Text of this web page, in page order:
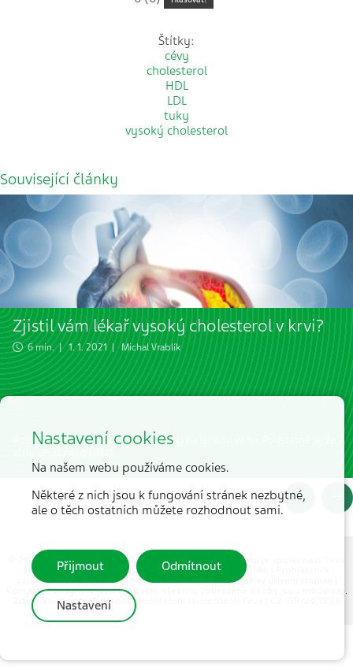
Štítky:
cévy
cholesterol
HDL
LDL
tuky
vysoký cholesterol
Související články
Zjistil vám lékař vysoký cholesterol v krvi?
6 min. | 1. 1. 2021 |Michal Vrablík
Rozhodně zpozorněte a neberte věci na lehkou váhu. Podstatné je, že
© 2026 MEDICAL TRIBUNE CZ, s.r.o. | Partnerem projektu je společnost Teva
Pharmaceuticals CR, s.r.o.
Hlášení nežádoucích účinků
souborům cookie|Ochrana osobních údajů|Podmínky užívaní stránek
Kontakt| Fotografie jsou ilustrační, všechny zobrazené osoby jsou modelem.
Zdroj: Shutterstock, iStock |
Nastavení cookies
Na našem webu používáme cookies.
Některé z nich jsou k fungování stránek nezbytné,
ale o těch ostatních můžete rozhodnout sami.
Přijmout Odmítnout
Nastavení